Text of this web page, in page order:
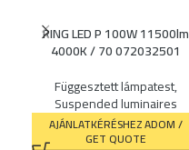
RING LED P 100W 11500lm
4000K / 70 072032501
Függesztett lámpatest,
Suspended luminaires
AJÁNLATKÉRÉSHEZ ADOM /
GET QUOTE